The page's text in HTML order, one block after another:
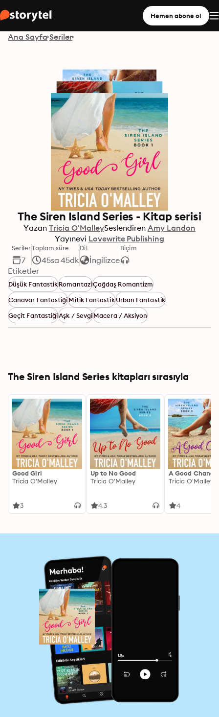
Hemen abone ol
Ana Sayfa Seriler
The Siren Island Series - Kitap serisi
Yazan Tricia O'MalleySeslendiren Amy Landon
Yayınevi Lovewrite Publishing
Seriler
7
Toplam süre
45sa 45dk
Dil
İngilizce
Biçim
Etiketler
Düşük FantastikRomantaziÇağdaş Romantizm
Canavar FantastiğiMitik FantastikUrban Fantastik
Geçit FantastiğiAşk / SevgiMacera / Aksiyon
The Siren Island Series kitapları sırasıyla
Good Girl
Tricia O'Malley
3
Up to No Good
Tricia O'Malley
4.3
A Good Chance
Tricia O'Malley
4